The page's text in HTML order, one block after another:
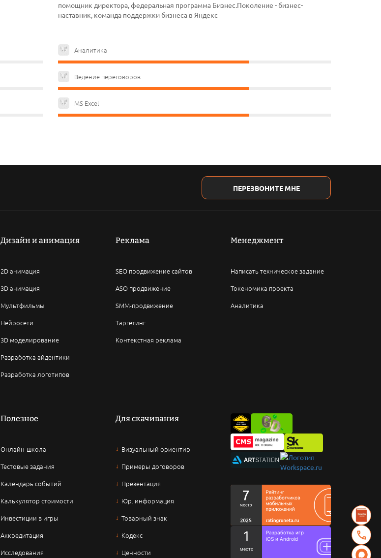
помощник директора, федеральная программа Бизнес.Поколение - бизнес-
наставник, команда поддержки бизнеса в Яндекс
Аналитика
Ведение переговоров
MS Excel
ПЕРЕЗВОНИТЕ МНЕ
Дизайн и анимация
2D анимация
3D анимация
Мультфильмы
Нейросети
3D моделирование
Разработка айдентики
Разработка логотипов
Реклама
SEO продвижение сайтов
ASO продвижение
SMM-продвижение
Таргетинг
Контекстная реклама
Менеджмент
Написать техническое задание
Токеномика проекта
Аналитика
Полезное
Онлайн-школа
Тестовые задания
Календарь событий
Калькулятор стоимости
Инвестиции в игры
Аккредитация
Исследования
Для скачивания
Визуальный ориентир
Примеры договоров
Презентация
Юр. информация
Товарный знак
Кодекс
Ценности